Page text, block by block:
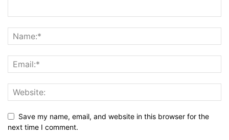
Save my name, email, and website in this browser for the
next time I comment.